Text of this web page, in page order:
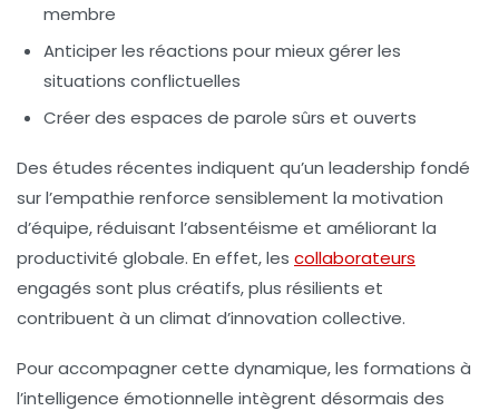
membre
Anticiper les réactions pour mieux gérer les
situations conflictuelles
Créer des espaces de parole sûrs et ouverts
Des études récentes indiquent qu’un leadership fondé
sur l’empathie renforce sensiblement la motivation
d’équipe, réduisant l’absentéisme et améliorant la
productivité globale. En effet, les collaborateurs
engagés sont plus créatifs, plus résilients et
contribuent à un climat d’innovation collective.
Pour accompagner cette dynamique, les formations à
l’intelligence émotionnelle intègrent désormais des